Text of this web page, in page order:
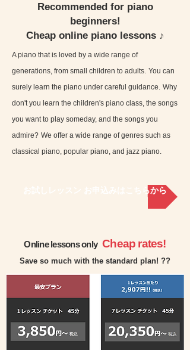
Recommended for piano
beginners!
Cheap online piano lessons ♪
A piano that is loved by a wide range of
generations, from small children to adults. You can
surely learn the piano under careful guidance. Why
don't you learn the children's piano class, the songs
you want to play someday, and the songs you
admire? We offer a wide range of genres such as
classical piano, popular piano, and jazz piano.
お試しレッスン お申込みはこちらから
Online lessons only Cheap rates!
Save so much with the standard plan! ??